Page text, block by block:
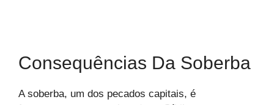
Consequências Da Soberba
A soberba, um dos pecados capitais, é